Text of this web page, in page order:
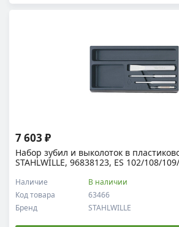
Набор зубил и выколоток в
STAHLWILLE, 96838123, ES 102/108/
Код товара 63466
Наличие В наличии
Бренд STAHLWILLE
7 603 ₽